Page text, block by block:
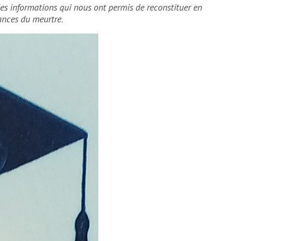
informations qui nous ont permis de reconstituer en
du meurtre.